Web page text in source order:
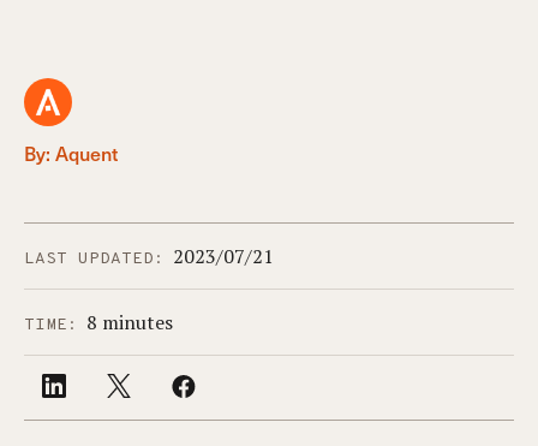
By: Aquent
LAST UPDATED: 2023/07/21
TIME: 8 minutes